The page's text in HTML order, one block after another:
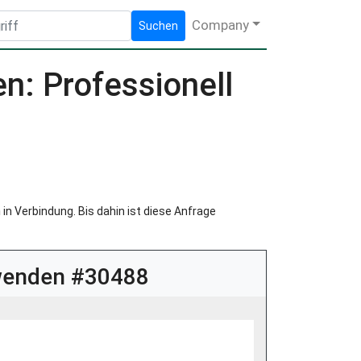
Suchen Company
Professionell
Verbindung. Bis dahin ist diese Anfrage
#30488